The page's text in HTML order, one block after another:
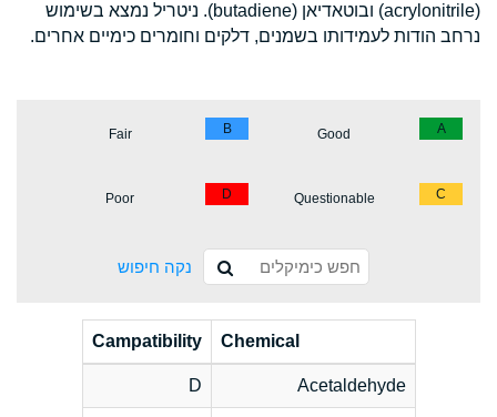
(acrylonitrile) ובוטאדיאן (butadiene). ניטריל נמצא בשימוש
נרחב הודות לעמידותו בשמנים, דלקים וחומרים כימיים אחרים.
A
Good
B
Fair
C
Questionable
D
Poor
נקה חיפוש
Chemical
Campatibility
Acetaldehyde
D